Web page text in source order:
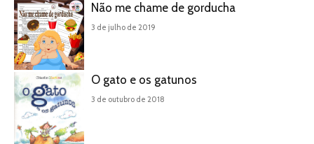
Não me chame de gorducha
3 de julho de 2019
O gato e os gatunos
3 de outubro de 2018